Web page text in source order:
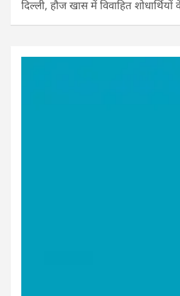
दिल्ली, हौज खास में विवाहित